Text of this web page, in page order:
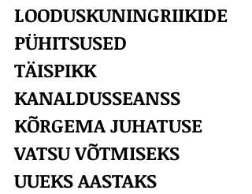
LOODUSKUNINGRIIKIDE
PÜHITSUSED
TÄISPIKK
KANALDUSSEANSS
KÕRGEMA JUHATUSE
VATSU VÕTMISEKS
UUEKS AASTAKS